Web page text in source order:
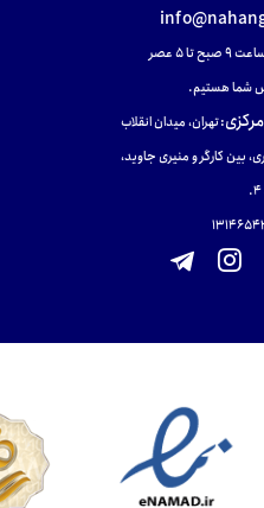
تا ۵ عصر
شما هستیم.
:تهران، میدان انقلاب
بین کارگر و منیری جاوید،